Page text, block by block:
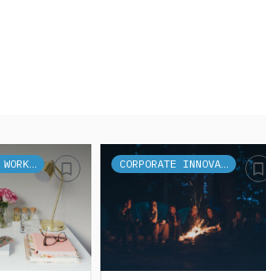
NEW WAYS OF WORKING CORPORATE INNOVATION